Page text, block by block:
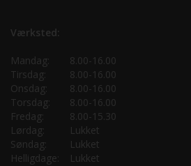
Værksted:
Mandag:
8.00-16.00
Tirsdag:
8.00-16.00
Onsdag:
8.00-16.00
Torsdag:
8.00-16.00
Fredag:
8.00-15.30
Lørdag:
Lukket
Søndag:
Lukket
Helligdage:
Lukket